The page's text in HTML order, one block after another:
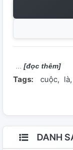
[đọc thêm]
Tags: cuộc là
DANH